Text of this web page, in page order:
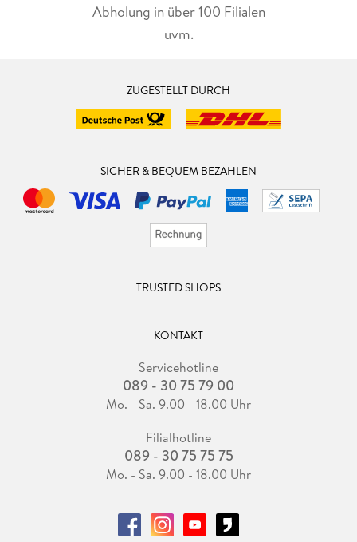
Abholung in über 100 Filialen
uvm.
ZUGESTELLT DURCH
SICHER & BEQUEM BEZAHLEN
TRUSTED SHOPS
KONTAKT
Servicehotline
089 - 30 75 79 00
Mo. - Sa. 9.00 - 18.00 Uhr
Filialhotline
089 - 30 75 75 75
Mo. - Sa. 9.00 - 18.00 Uhr